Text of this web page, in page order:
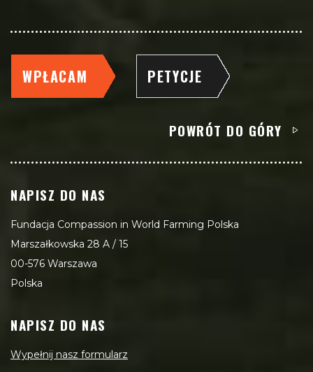
WPŁACAM PETYCJE
POWRÓT DO GÓRY
NAPISZ DO NAS
Fundacja Compassion in World Farming Polska
Marszałkowska 28 A / 15
00-576 Warszawa
Polska
NAPISZ DO NAS
Wypełnij nasz formularz